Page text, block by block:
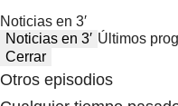
Noticias en 3′
Noticias en 3′ Últimos
Cerrar
Otros episodios